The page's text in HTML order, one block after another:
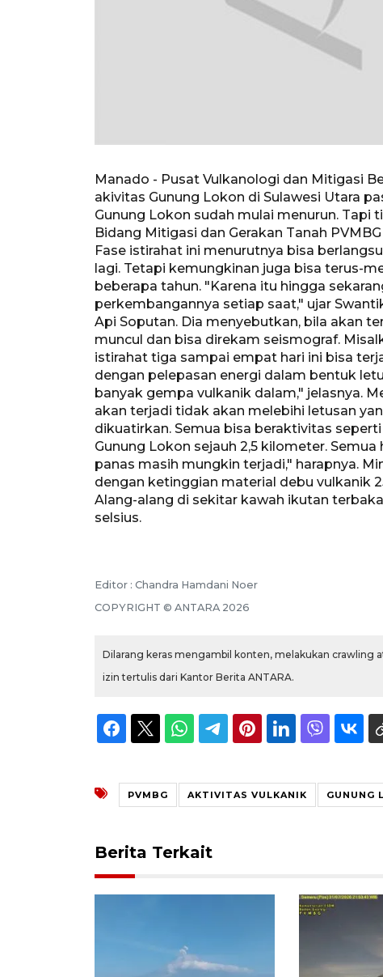
Manado - Pusat Vulkanologi dan Mitigasi
akivitas Gunung Lokon di Sulawesi Utara
Gunung Lokon sudah mulai menurun. Tapi
Bidang Mitigasi dan Gerakan Tanah
Fase istirahat ini menurutnya bisa
lagi. Tetapi kemungkinan juga bisa terus-
beberapa tahun. "Karena itu hingga
perkembangannya setiap saat," ujar
Api Soputan. Dia menyebutkan, bila akan
muncul dan bisa direkam seismograf.
istirahat tiga sampai empat hari ini bisa
dengan pelepasan energi dalam bentuk
banyak gempa vulkanik dalam," jelasnya.
akan terjadi tidak akan melebihi letusan
dikuatirkan. Semua bisa beraktivitas
Gunung Lokon sejauh 2,5 kilometer.
panas masih mungkin terjadi," harapnya.
dengan ketinggian material debu vulkanik
Alang-alang di sekitar kawah ikutan
selsius.
Editor : Chandra Hamdani Noer
COPYRIGHT © ANTARA 2026
Dilarang keras mengambil konten, melakukan crawling
izin tertulis dari Kantor Berita ANTARA.
PVMBG AKTIVITAS VULKANIK GUNUNG
Berita Terkait